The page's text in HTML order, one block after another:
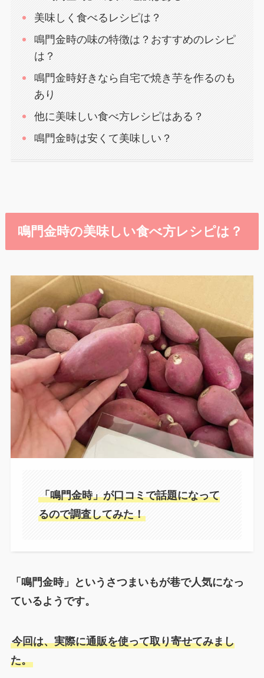
美味しく食べるレシピは？
鳴門金時の味の特徴は？おすすめのレシピ
は？
鳴門金時好きなら自宅で焼き芋を作るのも
あり
他に美味しい食べ方レシピはある？
鳴門金時は安くて美味しい？
鳴門金時の美味しい食べ方レシピは？
「鳴門金時」が口コミで話題になって
るので調査してみた！
「鳴門金時」というさつまいもが巷で人気になっ
ているようです。
今回は、実際に通販を使って取り寄せてみまし
た。